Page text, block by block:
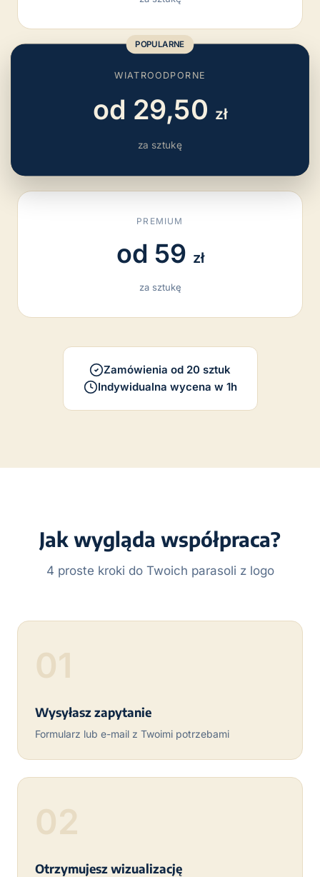
POPULARNE
WIATROODPORNE
od 29,50 zł
za sztukę
PREMIUM
od 59 zł
za sztukę
Zamówienia od 20 sztuk
Indywidualna wycena w 1h
Jak wygląda współpraca?
4 proste kroki do Twoich parasoli z logo
01
Wysyłasz zapytanie
Formularz lub e-mail z Twoimi potrzebami
02
Otrzymujesz wizualizację